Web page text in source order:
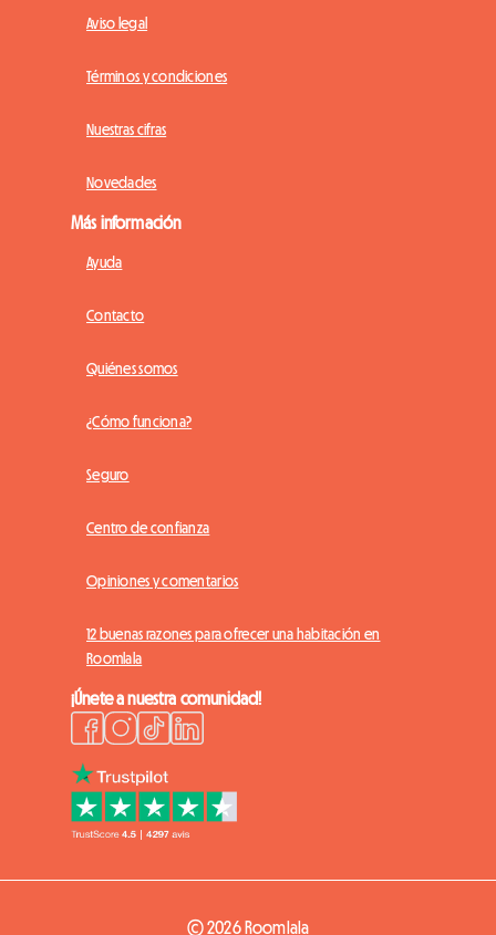
Aviso legal
Términos y condiciones
Nuestras cifras
Novedades
Más información
Ayuda
Contacto
Quiénes somos
¿Cómo funciona?
Seguro
Centro de confianza
Opiniones y comentarios
12 buenas razones para ofrecer una habitación en
Roomlala
¡Únete a nuestra comunidad!
© 2026 Roomlala